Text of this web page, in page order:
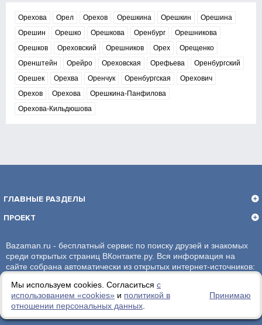
Мы используем cookies. Согласиться с
использованием «сookies» и политикой в
отношении персональных данных
Принимаю
Орехова Орел Орехов Орешкина Орешкин
Орешина
Орешин
Орешко Орешкова Оренбург
Орешникова
Орешков
Ореховский Орешников Орех
Орещенко
Оренштейн
Орейро Ореховская Орефьева
Оренбургский
Орешек
Орехва Оренчук Оренбургская
Орехович
Орехов
Орехова
Орешкина-Панфилова
Орехова-Кильдюшова
ГЛАВНЫЕ РАЗДЕЛЫ
ПРОЕКТ
Bazaman.ru - бесплатный сервис по поиску друзей и знакомых
среди открытых страниц ВКонтакте.ру. Вся информация на
сайте собрана автоматически из открытых интернет-источников:
администрация сайта ответственности не несет.
Политика обработки персональных данных